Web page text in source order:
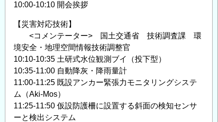
10:00-10:10 開会挨拶
【災害対応技術】
<コメンテーター> 国土交通省 技術調査課 環
境安全・地理空間情報技術調整官
10:10-10:35 土研式水位観測ブイ（投下型）
10:35-11:00 自動降灰・降雨量計
11:00-11:25 既設アンカー緊張力モニタリングシステ
ム（Aki-Mos）
11:25-11:50 仮設防護柵に設置する斜面の検知センサ
ーと検出システム